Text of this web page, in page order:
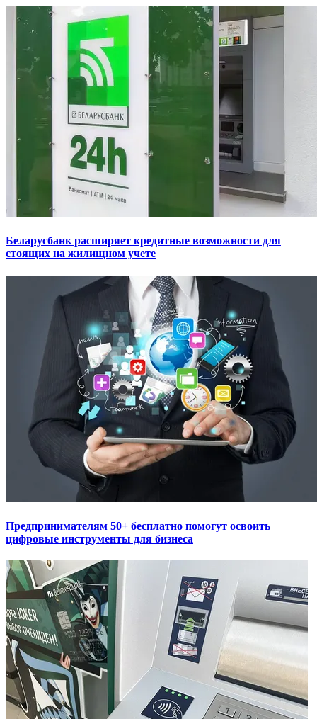
Беларусбанк расширяет кредитные возможности для
стоящих на жилищном учете
Предпринимателям 50+ бесплатно помогут освоить
цифровые инструменты для бизнеса